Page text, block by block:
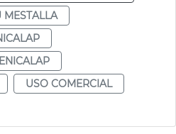
MESTALLA
USO COMERCIAL